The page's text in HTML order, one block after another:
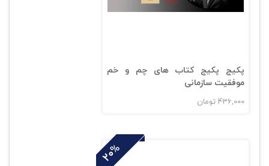
پکیج پکیج کتاب های چم و خم
موفقیت سازمانی
436,000 تومان
20%